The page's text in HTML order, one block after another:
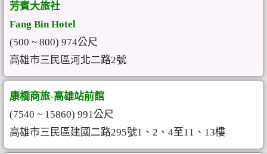
芳賓大旅社
Fang Bin Hotel
(500 ~ 800) 974公尺
高雄市三民區河北二路2號
康橋商旅-高雄站前館
(7540 ~ 15860) 991公尺
高雄市三民區建國二路295號1、2、4至11、13樓